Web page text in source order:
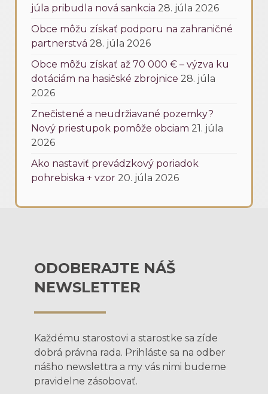
júla pribudla nová sankcia 28. júla 2026
Obce môžu získať podporu na zahraničné
partnerstvá 28. júla 2026
Obce môžu získať až 70 000 € – výzva ku
dotáciám na hasičské zbrojnice 28. júla
2026
Znečistené a neudržiavané pozemky?
Nový priestupok pomôže obciam 21. júla
2026
Ako nastaviť prevádzkový poriadok
pohrebiska + vzor 20. júla 2026
ODOBERAJTE NÁŠ
NEWSLETTER
Každému starostovi a starostke sa zíde
dobrá právna rada. Prihláste sa na odber
nášho newslettra a my vás nimi budeme
pravidelne zásobovať.